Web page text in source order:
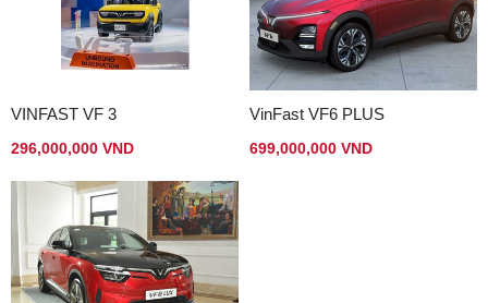
VINFAST VF 3
296,000,000 VND
VinFast VF6 PLUS
699,000,000 VND